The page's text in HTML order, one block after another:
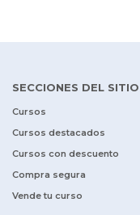
SECCIONES DEL SITIO
Cursos
Cursos destacados
Cursos con descuento
Compra segura
Vende tu curso